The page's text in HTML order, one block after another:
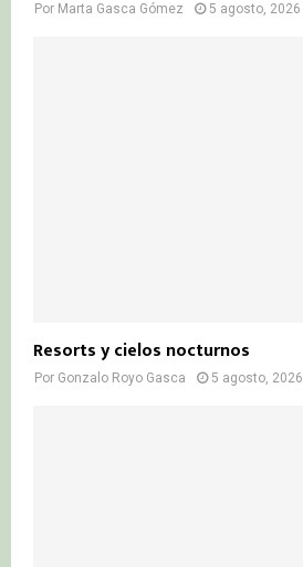
Por Marta Gasca Gómez 5 agosto, 2026
Resorts y cielos nocturnos
Por Gonzalo Royo Gasca 5 agosto, 2026